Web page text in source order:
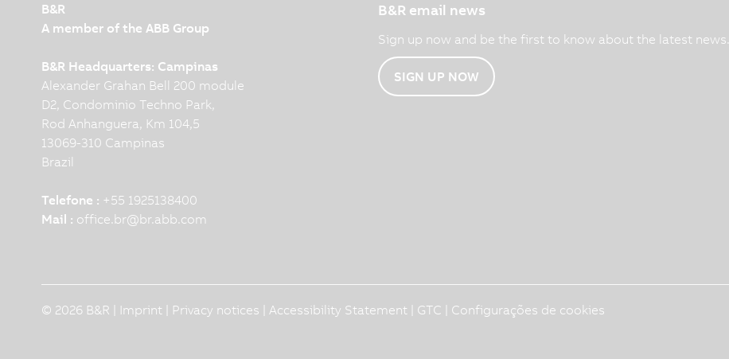
B&R
A member of the ABB Group
B&R Headquarters: Campinas
Alexander Grahan Bell 200 module
D2, Condominio Techno Park,
Rod Anhanguera, Km 104,5
13069-310 Campinas
Brazil
Telefone : +55 1925138400
Mail : office.br@br.abb.com
B&R email news
Sign up now and be the first to know about the latest news.
SIGN UP NOW
© 2026 B&R | Imprint Privacy notices Accessibility Statement GTC Configurações de cookies